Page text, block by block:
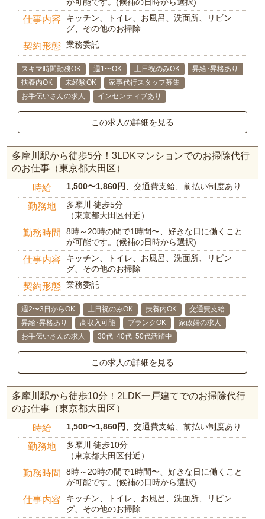
が可能です。(候補の日時から選択)
仕事内容
キッチン、トイレ、お風呂、洗面所、リビン
グ、その他のお掃除
契約形態 業務委託
スキマ時間勤務OK 週1〜OK 土日祝のみOK
昇給･昇格あり
扶養内OK
未経験OK
家事代行スタッフ募集
お手伝いさんの求人
インセンティブあり
この求人の詳細を見る
多摩川駅から徒歩5分！3LDKマンションでのお掃除代行
のお仕事（東京都大田区）
時給 1,500〜1,860円、交通費支給、前払い制度あり
勤務地
多摩川 徒歩5分
（東京都大田区付近）
勤務時間
8時～20時の間で1時間〜、好きな日に働くこと
が可能です。(候補の日時から選択)
仕事内容
キッチン、トイレ、お風呂、洗面所、リビン
グ、その他のお掃除
契約形態 業務委託
週2〜3日からOK 土日祝のみOK 扶養内OK
交通費支給
昇給･昇格あり
高収入可能 ブランクOK
家政婦の求人
お手伝いさんの求人
30代･40代･50代活躍中
この求人の詳細を見る
多摩川駅から徒歩10分！2LDK一戸建てでのお掃除代行
のお仕事（東京都大田区）
時給 1,500〜1,860円、交通費支給、前払い制度あり
勤務地
多摩川 徒歩10分
（東京都大田区付近）
勤務時間
8時～20時の間で1時間〜、好きな日に働くこと
が可能です。(候補の日時から選択)
仕事内容
キッチン、トイレ、お風呂、洗面所、リビン
グ、その他のお掃除